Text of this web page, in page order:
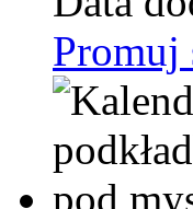
Promuj